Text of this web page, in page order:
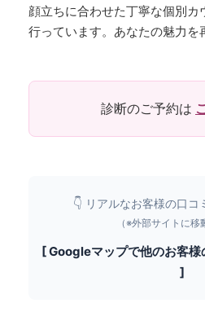
顔立ちに合わせた丁寧な個別カ
行っています。あなたの魅力を
診断のご予約は
👇 リアルなお客様の口コ
（※外部サイトに移
[ Googleマップで他のお客様
]